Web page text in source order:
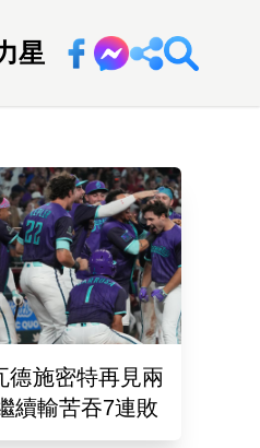
星 回新聞網
德施密特再見兩
續輸苦吞7連敗